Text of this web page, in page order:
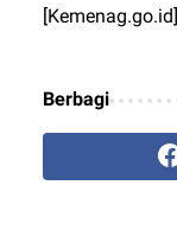
[Kemenag.go.id]
Berbagi